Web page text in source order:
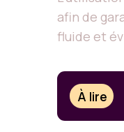
afin de
fluide et
À lire